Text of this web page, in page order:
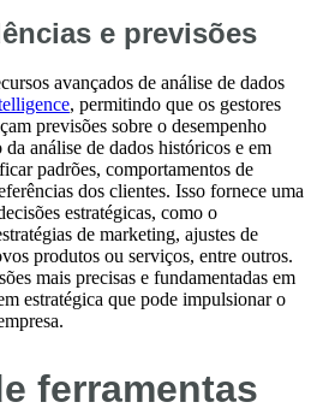
e previsões
avançados de análise de dados
, permitindo que os gestores
previsões sobre o desempenho
análise de dados históricos e em
padrões, comportamentos de
dos clientes. Isso fornece uma
estratégicas, como o
de marketing, ajustes de
produtos ou serviços, entre outros.
mais precisas e fundamentadas em
estratégica que pode impulsionar o
ferramentas